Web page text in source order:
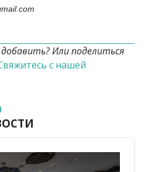
Или поделиться
с нашей